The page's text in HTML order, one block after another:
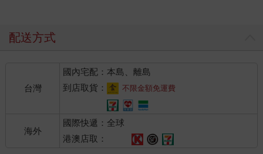
配送方式
台灣
國內宅配：本島、離島
到店取貨：
不限金額免運費
海外
國際快遞：全球
港澳店取：